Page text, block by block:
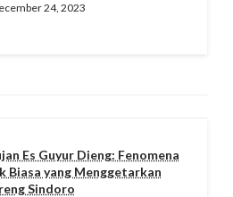
24, 2023
Es Guyur Dieng: Fenomena
Biasa yang Menggetarkan
Sindoro